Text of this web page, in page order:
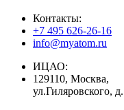
Контакты:
+7 495 626-26-16
info@myatom.ru
ИЦАО:
129110, Москва,
ул.Гиляровского,